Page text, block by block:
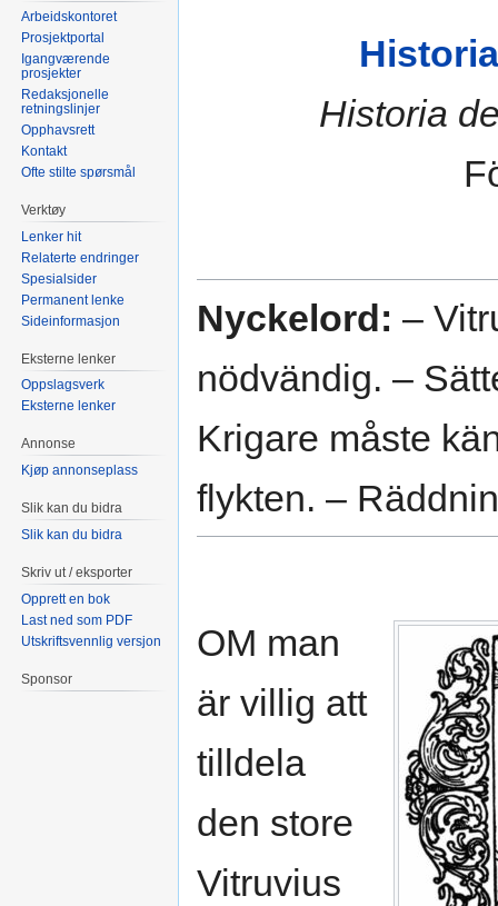
Historia
Nyckelord: –
nödvändig. –
Krigare måste
flykten. –
OM man
är villig att
tilldela
den store
Vitruvius
Arbeidskontoret
Prosjektportal
Igangværende
prosjekter
Redaksjonelle
retningslinjer
Opphavsrett
Kontakt
Ofte stilte spørsmål
Verktøy
Lenker hit
Relaterte endringer
Spesialsider
Permanent lenke
Sideinformasjon
Eksterne lenker
Oppslagsverk
Eksterne lenker
Annonse
Kjøp annonseplass
Slik kan du bidra
Slik kan du bidra
Skriv ut / eksporter
Opprett en bok
Last ned som PDF
Utskriftsvennlig versjon
Sponsor